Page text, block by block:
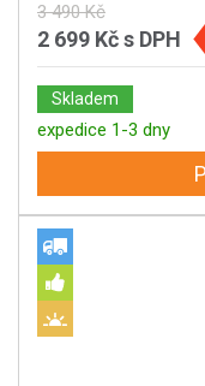
3 490 Kč
2 699 Kčs DPH
Skladem
expedice 1-3 dny